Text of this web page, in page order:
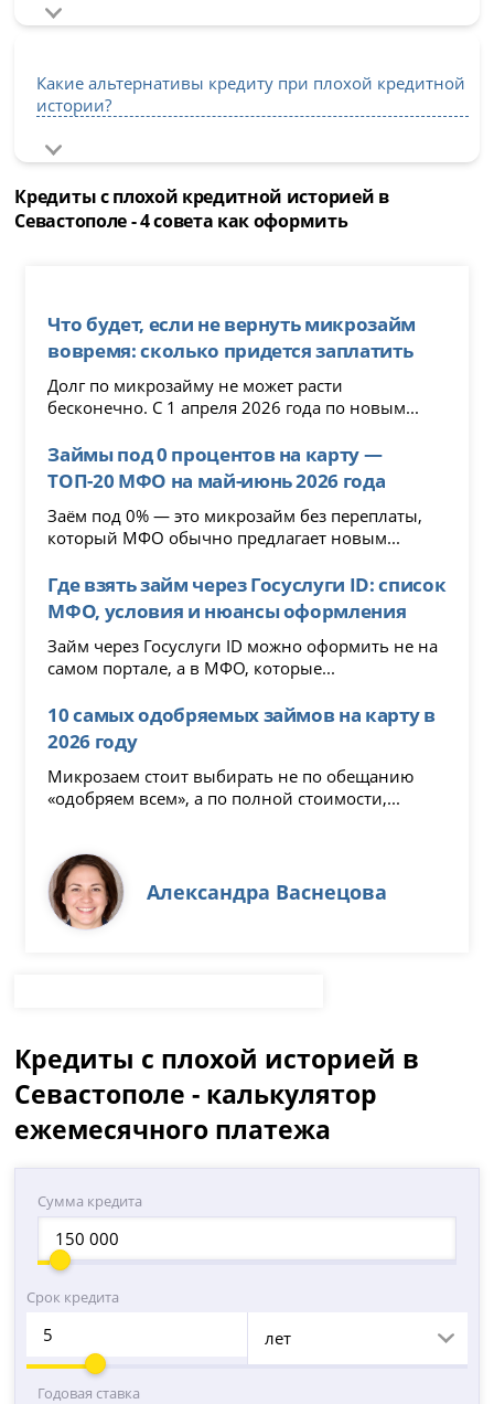
Какие альтернативы кредиту при плохой кредитной
истории?
Кредиты с плохой кредитной историей в
Севастополе - 4 совета как оформить
Что будет, если не вернуть микрозайм
вовремя: сколько придется заплатить
Долг по микрозайму не может расти
бесконечно. С 1 апреля 2026 года по новым...
Займы под 0 процентов на карту —
ТОП-20 МФО на май-июнь 2026 года
Заём под 0% — это микрозайм без переплаты,
который МФО обычно предлагает новым...
Где взять займ через Госуслуги ID: список
МФО, условия и нюансы оформления
Займ через Госуслуги ID можно оформить не на
самом портале, а в МФО, которые...
10 самых одобряемых займов на карту в
2026 году
Микрозаем стоит выбирать не по обещанию
«одобряем всем», а по полной стоимости,...
Александра Васнецова
Кредиты с плохой историей в
Севастополе - калькулятор
ежемесячного платежа
Сумма кредита
Срок кредита
лет
Годовая ставка